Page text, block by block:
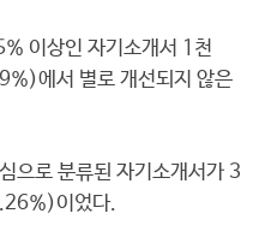
이상인 자기소개서 1천
에서 별로 개선되지 않은
으로 분류된 자기소개서가 3
이었다.